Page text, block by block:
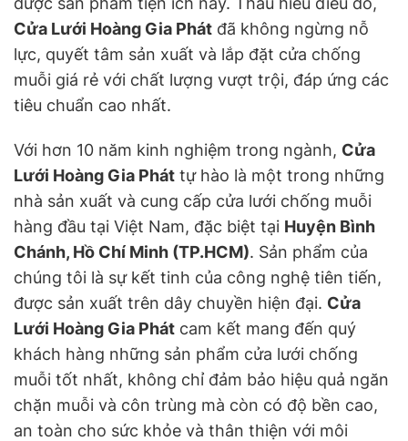
Cửa Lưới Hoàng Gia Phát đã không ngừng nỗ
lực, quyết tâm sản xuất và lắp đặt cửa chống
muỗi giá rẻ với chất lượng vượt trội, đáp ứng các
tiêu chuẩn cao nhất.
Với hơn 10 năm kinh nghiệm trong ngành, Cửa
Lưới Hoàng Gia Phát tự hào là một trong những
nhà sản xuất và cung cấp cửa lưới chống muỗi
hàng đầu tại Việt Nam, đặc biệt tại Huyện Bình
Chánh, Hồ Chí Minh (TP.HCM). Sản phẩm của
chúng tôi là sự kết tinh của công nghệ tiên tiến,
được sản xuất trên dây chuyền hiện đại. Cửa
Lưới Hoàng Gia Phát cam kết mang đến quý
khách hàng những sản phẩm cửa lưới chống
muỗi tốt nhất, không chỉ đảm bảo hiệu quả ngăn
chặn muỗi và côn trùng mà còn có độ bền cao,
an toàn cho sức khỏe và thân thiện với môi